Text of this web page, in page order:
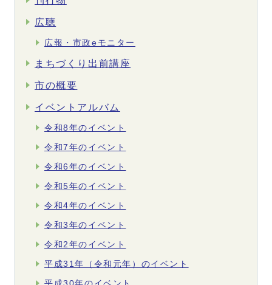
広聴
広報・市政eモニター
まちづくり出前講座
市の概要
イベントアルバム
令和8年のイベント
令和7年のイベント
令和6年のイベント
令和5年のイベント
令和4年のイベント
令和3年のイベント
令和2年のイベント
平成31年（令和元年）のイベント